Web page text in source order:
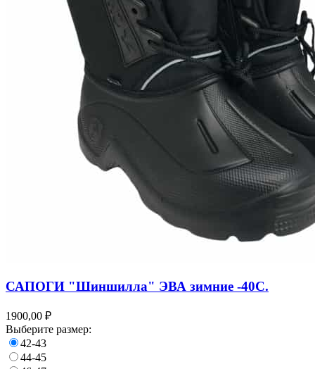
САПОГИ "Шиншилла" ЭВА зимние -40С.
1900,00 ₽
Выберите размер:
42-43
44-45